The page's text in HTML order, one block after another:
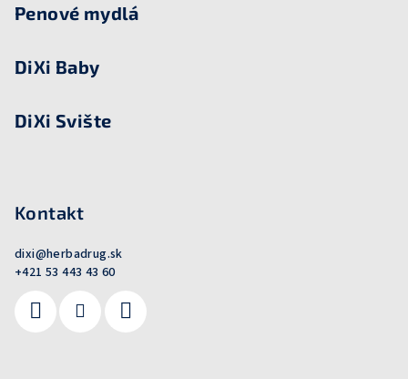
Penové mydlá
DiXi Baby
DiXi Svište
Kontakt
dixi@herbadrug.sk
+421 53 443 43 60